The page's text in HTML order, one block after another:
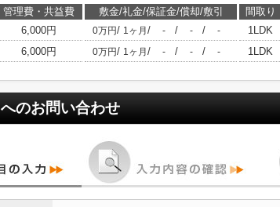
管理費・共益費 敷金/礼金/保証金/償却/敷引 間取り
6,000円 0万円/ 1ヶ月 / - / - / - 1LDK
6,000円 0万円/ 1ヶ月 / - / - / - 1LDK
へのお問い合わせ